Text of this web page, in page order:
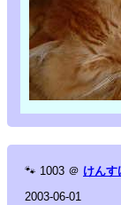
🐾 1003 ＠ けんす
2003-06-01